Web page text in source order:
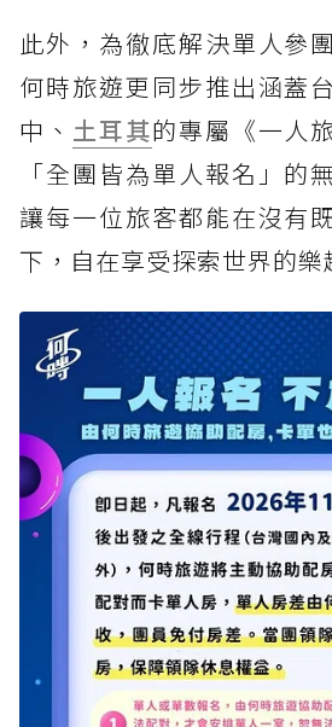
此外，為徹底解決單人參
何時旅遊更同步推出涵蓋
中、 土耳其的專屬《一人
「全團皆為單人報名」的
讓每一位旅客都能在沒有
下，自在享受探索世界的樂